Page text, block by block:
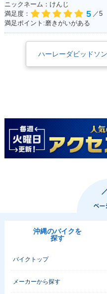
ニックネーム：けんじ
満足度：
5 ／5
満足ポイント:磨きがいがある
ハーレーダビッドソ
沖縄のバイクを
探す
バイクトップ
メーカーから探す